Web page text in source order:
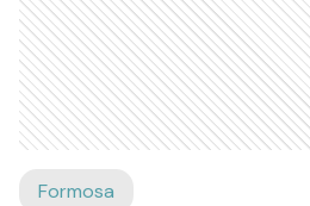
Formosa